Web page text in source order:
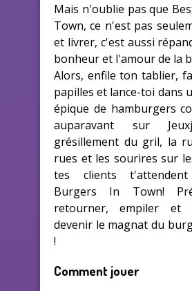
Mais n'oublie pas que
Town, ce n'est pas
et livrer, c'est aussi
bonheur et l'amour de la
Alors, enfile ton tablier,
papilles et lance-toi dans
épique de hamburgers
auparavant sur
grésillement du gril, la
rues et les sourires sur
tes clients
Burgers In Town!
retourner, empiler et
devenir le magnat du
!
Comment jouer